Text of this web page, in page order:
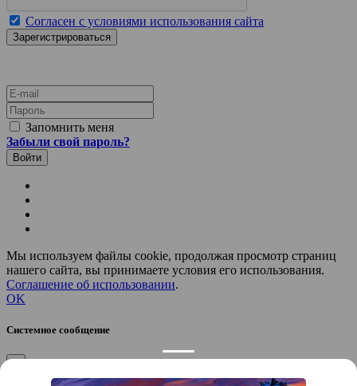
Согласен с условиями использования сайта
E-mail
Пароль
Запомнить меня
Забыли свой пароль?
Мы используем файлы cookie, продолжая просмотр страниц
нашего сайта, вы принимаете условия его использования.
Соглашение об использовании.
OK
Системное сообщение
×
Закрыть